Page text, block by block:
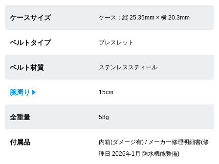
修理・メンテナンスをご希望の方
修理依頼をする
修理・メンテンナンスについて
オーバーホールについて
ケースサイズ ケース：縦 25.35mm × 横 20.3mm
ベルトタイプ ブレスレット
ベルト材質 ステンレススティール
腕周り 15cm
全重量 58g
付属品
内箱(ダメージ有) / メーカー修理明細書(修
理日 2026年1月 防水機能整備)